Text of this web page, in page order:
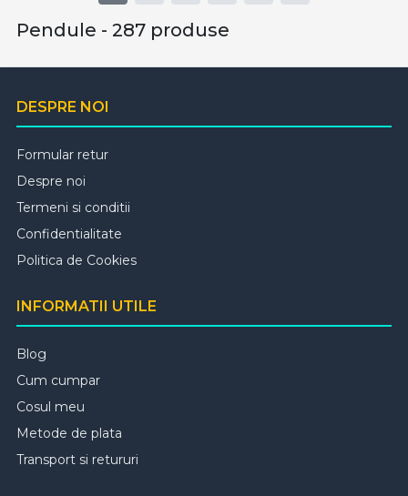
Pendule - 287 produse
DESPRE NOI
Formular retur
Despre noi
Termeni si conditii
Confidentialitate
Politica de Cookies
INFORMATII UTILE
Blog
Cum cumpar
Cosul meu
Metode de plata
Transport si retururi